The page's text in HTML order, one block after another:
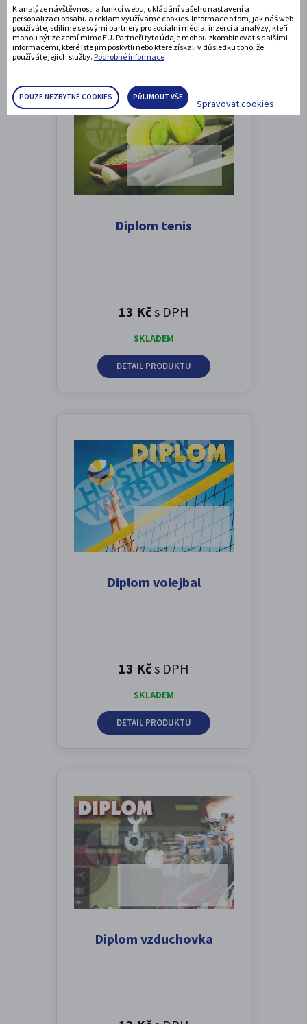
DETAIL PRODUKTU
Diplom tenis
13 Kčs DPH
SKLADEM
DETAIL PRODUKTU
Diplom volejbal
13 Kčs DPH
SKLADEM
DETAIL PRODUKTU
Diplom vzduchovka
K analýze návštěvnosti a funkcí webu, ukládání vašeho nastavení a
personalizaci obsahu a reklam využíváme cookies. Informace o tom, jak náš web
používáte, sdílíme se svými partnery pro sociální média, inzerci a analýzy, kteří
mohou být ze zemí mimo EU. Partneři tyto údaje mohou zkombinovat s dalšími
informacemi, které jste jim poskytli nebo které získali v důsledku toho, že
používáte jejich služby. Podrobné informace
POUZE NEZBYTNÉ COOKIES PŘIJMOUT VŠE
Spravovat cookies